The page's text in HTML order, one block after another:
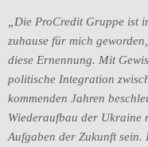
„Die ProCredit Gruppe ist
zuhause für mich
diese Ernennung. Mit
politische Integration
kommenden Jahren
Wiederaufbau der Ukraine
Aufgaben der Zukunft